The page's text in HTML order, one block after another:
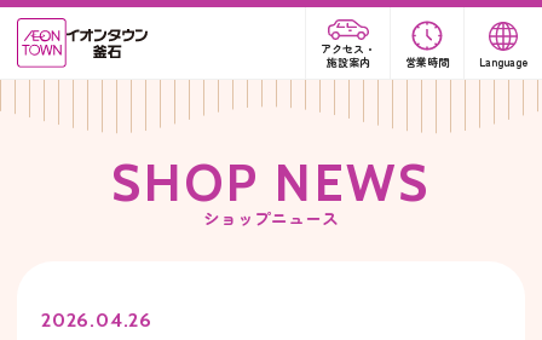
アクセス・
施設案内
営業時間 Language
SHOP NEWS
ショップニュース
2026.04.26